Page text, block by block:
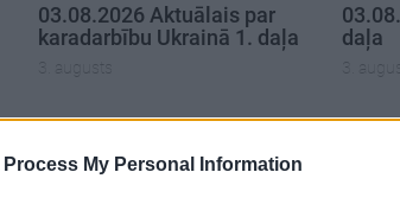
Process My Personal Information
03.08.2026 Aktuālais par
karadarbību Ukrainā 1. daļa
3. augusts
daļa
3.